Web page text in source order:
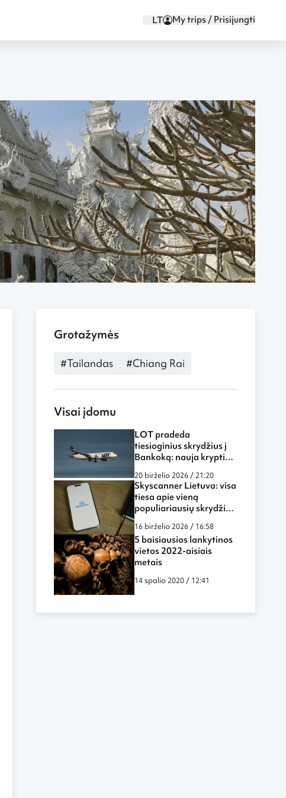
LT My trips / Prisijungti
Grotažymės
#Tailandas #Chiang Rai
Visai įdomu
LOT pradeda
tiesioginius skrydžius į
Bankoką: nauja kryptis
galimybių keliautojams
iš Lietuvos
20 birželio 2026 / 21:20
Skyscanner Lietuva: visa
tiesa apie vieną
populiariausių skrydžių
16 birželio 2026 / 16:58
5 baisiausios lankytinos
vietos 2022-aisiais
metais
14 spalio 2020 / 12:41